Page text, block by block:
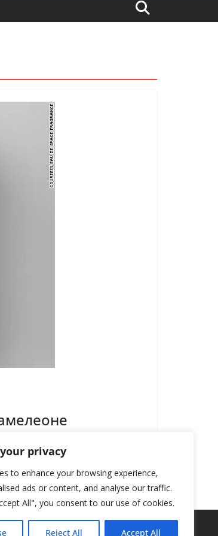
privacy
to enhance your browsing experience,
ads or content, and analyse our traffic.
All", you consent to our use of cookies.
Reject All Accept All